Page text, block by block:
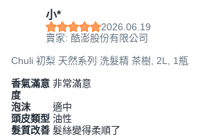
小*
2026.06.19
賣家: 酷澎股份有限公司
Chuli 初梨 天然系列 洗髮精 茶樹, 2L, 1瓶
香氣滿意
度
非常滿意
泡沫
適中
頭皮類型 油性
髮質改善 髮絲變得柔順了